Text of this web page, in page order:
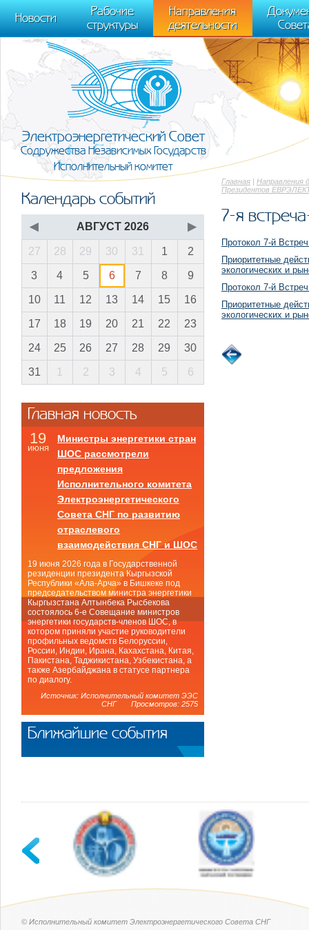
m[i].l=1*new Date(); for (var j = 0; j < document.scripts.length; j++) {if
[0],k.async=1,k.src=r,a.parentNode.insertBefore(k,a)}) (window,
trackLinks:true, accurateTrackBounce:true });
Новости
Рабочие
структуры
Направления
деятельности
Электроэнергетический Совет
Содружества Независимых Государств
Исполнительный комитет
Главная | Направления
Президентов
7-я
Протокол 7-й
Приоритетные
экологических и
Протокол 7-й
Приоритетные
экологических и
Календарь событий
◀ АВГУСТ 2026 ▶
27 28 29 30 31 1 2
3 4 5 6 7 8 9
10 11 12 13 14 15 16
17 18 19 20 21 22 23
24 25 26 27 28 29 30
31 1 2 3 4 5 6
Главная новость
19
июня
Министры энергетики стран
ШОС рассмотрели
предложения
Исполнительного комитета
Электроэнергетического
Совета СНГ по развитию
отраслевого
взаимодействия СНГ и ШОС
19 июня 2026 года в Государственной
резиденции президента Кыргызской
Республики «Ала-Арча» в Бишкеке под
председательством министра энергетики
Кыргызстана Алтынбека Рысбекова
состоялось 6-е Совещание министров
энергетики государств-членов ШОС, в
котором приняли участие руководители
профильных ведомств Белоруссии,
России, Индии, Ирана, Кахахстана, Китая,
Пакистана, Таджикистана, Узбекистана, а
также Азербайджана в статусе партнера
по диалогу.
Источник: Исполнительный комитет ЭЭС
СНГ Просмотров: 2575
Ближайшие события
© Исполнительный комитет Электроэнергетического Совета СНГ